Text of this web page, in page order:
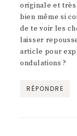
originale et
bien même si
de te voir les
laisser
article pour
ondulations ?
RÉPONDRE